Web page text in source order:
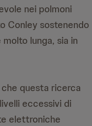
nei polmoni
Conley sostenendo
lunga, sia in
questa ricerca
eccessivi di
elettroniche